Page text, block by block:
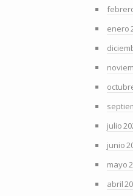
enero
julio
junio
mayo
abril